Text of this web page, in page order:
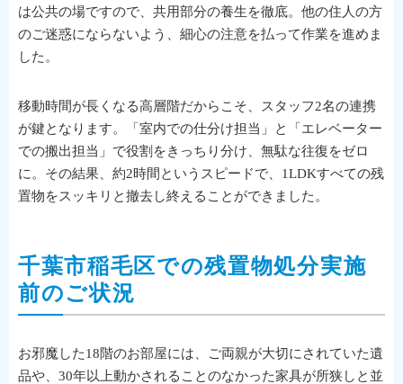
は公共の場ですので、共用部分の養生を徹底。他の住人の方
のご迷惑にならないよう、細心の注意を払って作業を進めま
した。
移動時間が長くなる高層階だからこそ、スタッフ2名の連携
が鍵となります。「室内での仕分け担当」と「エレベーター
での搬出担当」で役割をきっちり分け、無駄な往復をゼロ
に。その結果、約2時間というスピードで、1LDKすべての残
置物をスッキリと撤去し終えることができました。
千葉市稲毛区での残置物処分実施
前のご状況
お邪魔した18階のお部屋には、ご両親が大切にされていた遺
品や、30年以上動かされることのなかった家具が所狭しと並